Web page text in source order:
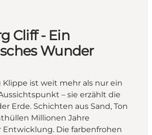
Cliff - Ein
Wunder
Klippe ist weit mehr als nur ein
– sie erzählt die
Erde. Schichten aus Sand, Ton
Millionen Jahre
Entwicklung. Die farbenfrohen